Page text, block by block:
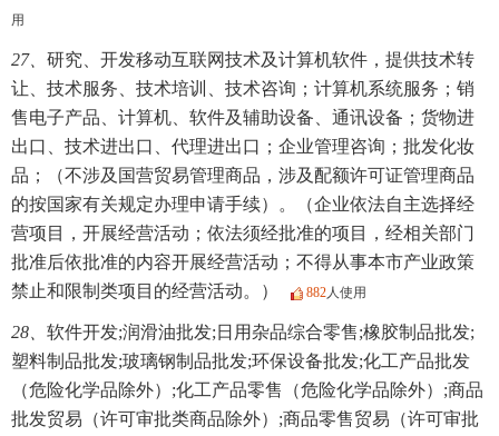
用
27、 研究、开发移动互联网技术及计算机软件，提供技术转
让、技术服务、技术培训、技术咨询；计算机系统服务；销
售电子产品、计算机、软件及辅助设备、通讯设备；货物进
出口、技术进出口、代理进出口；企业管理咨询；批发化妆
品；（不涉及国营贸易管理商品，涉及配额许可证管理商品
的按国家有关规定办理申请手续）。（企业依法自主选择经
营项目，开展经营活动；依法须经批准的项目，经相关部门
批准后依批准的内容开展经营活动；不得从事本市产业政策
禁止和限制类项目的经营活动。）
882人使用
28、 软件开发;润滑油批发;日用杂品综合零售;橡胶制品批发;
塑料制品批发;玻璃钢制品批发;环保设备批发;化工产品批发
（危险化学品除外）;化工产品零售（危险化学品除外）;商品
批发贸易（许可审批类商品除外）;商品零售贸易（许可审批